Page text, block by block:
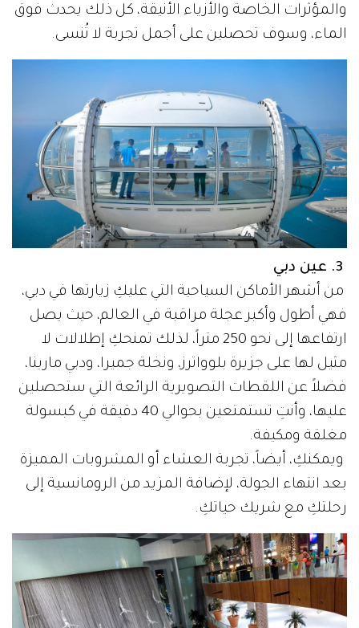
والمؤثرات الخاصة والأزياء الأنيقة، كل ذلك يحدث فوق
الماء، وسوف تحصلين على أجمل تجربة لا تُنسى.
من أشهر الأماكن السياحية التي عليكِ زيارتها في دبي،
فهي أطول وأكبر عجلة مراقبة في العالم، حيث يصل
ارتفاعها إلى نحو 250 متراً، لذلك تمنحكِ إطلالات لا
مثيل لها على جزيرة بلوواترز، ونخلة جميرا، ودبي مارينا،
فضلاً عن اللقطات التصويرية الرائعة التي ستحصلين
عليها، وأنتِ تستمتعين بحوالي 40 دقيقة في كبسولة
مغلقة ومكيفة.
ويمكنكِ، أيضاً، تجربة العشاء أو المشروبات المميزة
بعد انتهاء الجولة، لإضافة المزيد من الرومانسية إلى
رحلتكِ مع شريك حياتكِ.